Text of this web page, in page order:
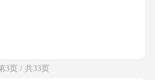
3页 / 共33页